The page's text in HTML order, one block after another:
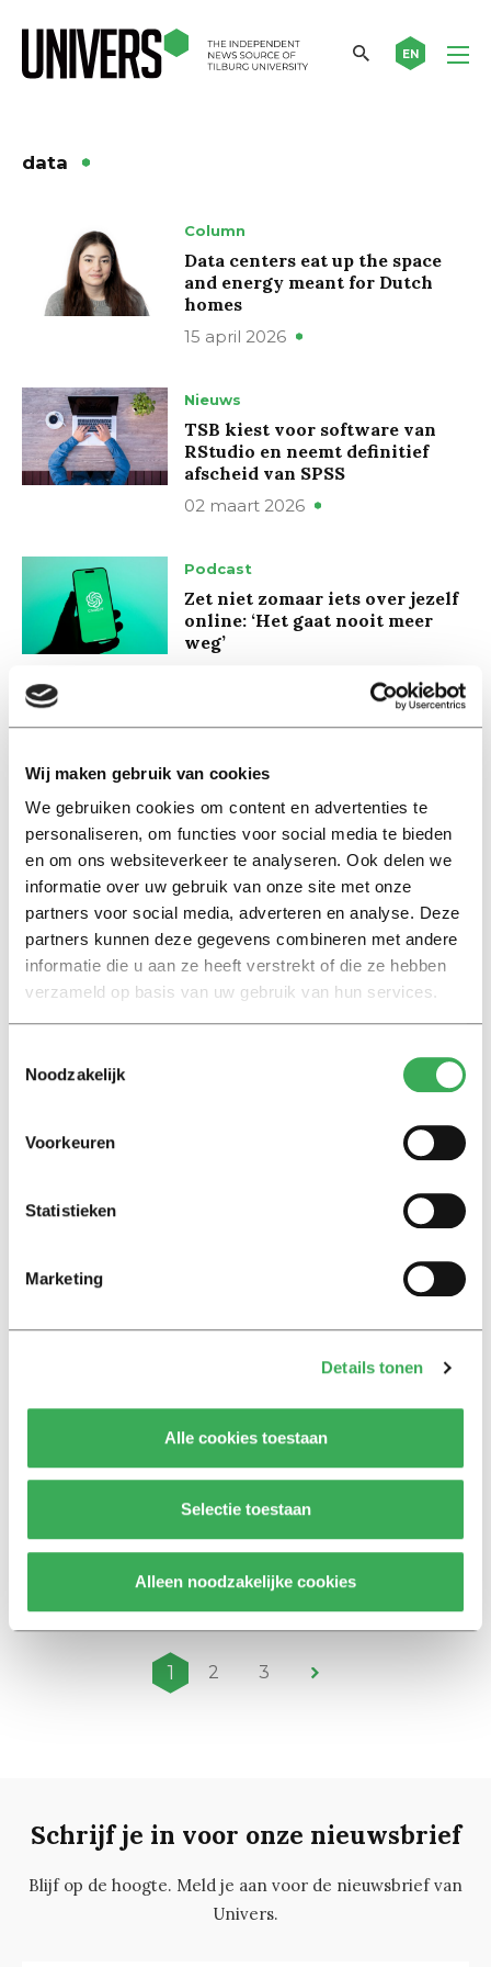
Wij maken gebruik van cookies
We gebruiken cookies om content en advertenties te
personaliseren, om functies voor social media te bieden
en om ons websiteverkeer te analyseren. Ook delen we
informatie over uw gebruik van onze site met onze
partners voor social media, adverteren en analyse. Deze
partners kunnen deze gegevens combineren met andere
informatie die u aan ze heeft verstrekt of die ze hebben
verzameld op basis van uw gebruik van hun services.
Noodzakelijk
Voorkeuren
Statistieken
Marketing
Details tonen
Alle cookies toestaan
Selectie toestaan
Alleen noodzakelijke cookies
EN
data
Column
Data centers eat up the space
and energy meant for Dutch
homes
15 april 2026
Nieuws
TSB kiest voor software van
RStudio en neemt definitief
afscheid van SPSS
02 maart 2026
Podcast
Zet niet zomaar iets over jezelf
online: ‘Het gaat nooit meer
weg’
De spreekkamer van de
veilige ruimte
25 oktober 2023
News
‘Universities are too dependent
on commercial publishers’
07 februari 2023
data weer in eigen hand nemen’
International
‘Data should not be gathering
1 2 3
Schrijf je in voor onze nieuwsbrief
Blijf op de hoogte. Meld je aan voor de nieuwsbrief van
Univers.